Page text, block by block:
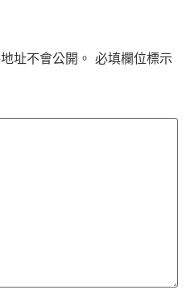
址不會公開。 必填欄位標示